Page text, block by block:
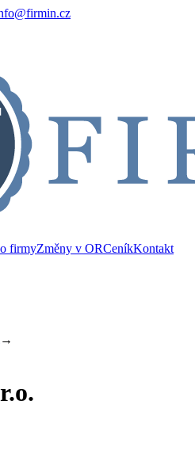
firmyZměny v ORCeníkKontakt
→